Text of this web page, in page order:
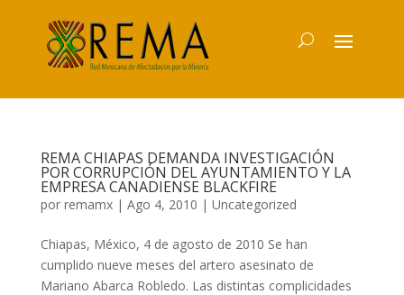
REMA CHIAPAS DEMANDA INVESTIGACIÓN
POR CORRUPCIÓN DEL AYUNTAMIENTO Y LA
EMPRESA CANADIENSE BLACKFIRE
por remamx| Ago 4, 2010 | Uncategorized
Chiapas, México, 4 de agosto de 2010 Se han
cumplido nueve meses del artero asesinato de
Mariano Abarca Robledo. Las distintas complicidades